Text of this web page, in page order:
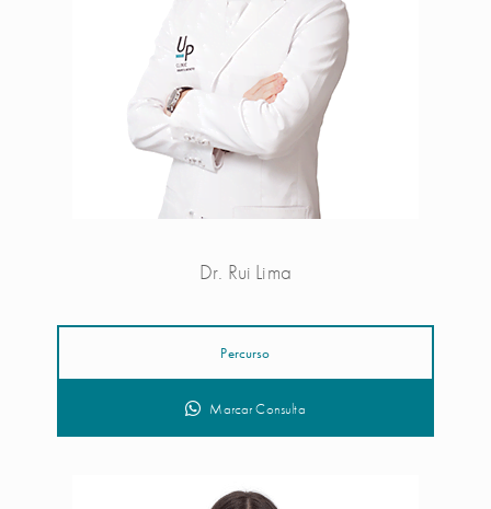
Dr. Rui Lima
Percurso
Marcar Consulta